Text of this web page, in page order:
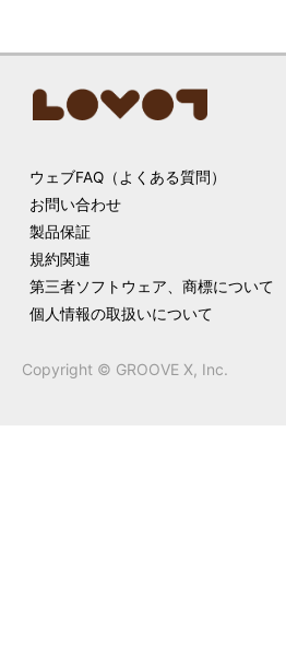
ウェブFAQ（よくある質問）
お問い合わせ
製品保証
規約関連
第三者ソフトウェア、商標について
個人情報の取扱いについて
Copyright © GROOVE X, Inc.